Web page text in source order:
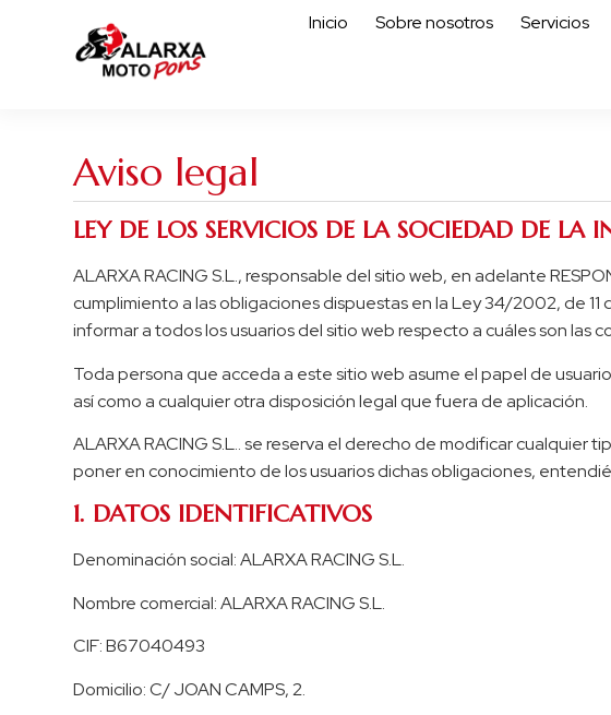
Inicio Sobre nosotros Servicios
Aviso legal
LEY DE LOS SERVICIOS DE LA SOCIEDAD DE LA
ALARXA RACING S.L., responsable del sitio web, en adelante
cumplimiento a las obligaciones dispuestas en la Ley 34/2002, de
informar a todos los usuarios del sitio web respecto a cuáles son las
Toda persona que acceda a este sitio web asume el papel de
así como a cualquier otra disposición legal que fuera de aplicación.
ALARXA RACING S.L.. se reserva el derecho de modificar
poner en conocimiento de los usuarios dichas obligaciones,
1. DATOS IDENTIFICATIVOS
Denominación social: ALARXA RACING S.L.
Nombre comercial: ALARXA RACING S.L.
CIF: B67040493
Domicilio: C/ JOAN CAMPS, 2.